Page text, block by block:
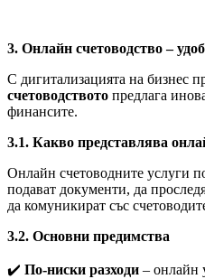
3. Онлайн счетоводство –
С дигитализацията на бизнес
счетоводството предлага
финансите.
3.1. Какво представлява
Онлайн счетоводните услуги
подават документи, да
да комуникират със
3.2. Основни предимства
✔️ По-ниски разходи – онлайн